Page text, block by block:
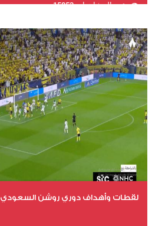
عدد المشاهدات 15853
لقطات وأهداف دوري روشن السعودي